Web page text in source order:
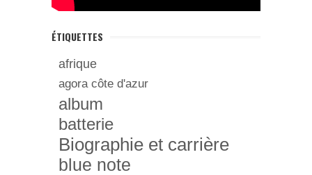
ÉTIQUETTES
afrique
agora côte d'azur
album
batterie
Biographie et carrière
blue note